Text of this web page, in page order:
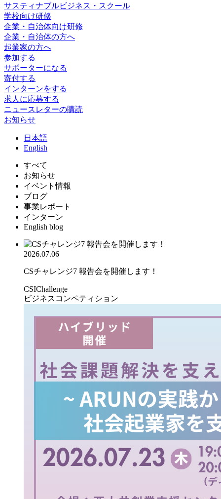
サスティナブルビジネス・スクール
学校向け研修
企業・自治体向け研修
企業・自治体の方へ
起業家の方へ
参加する
サポーターになる
寄付する
インターンをする
求人に応募する
ニュースレターの購読
お知らせ
日 本語
English
すべて
お知らせ
イベント情報
ブログ
事業レポート
インターン
English blog
2026.07.06
CSチャレンジ7 報告会を開催します！
CSIChallenge
ビジネスコンペティション